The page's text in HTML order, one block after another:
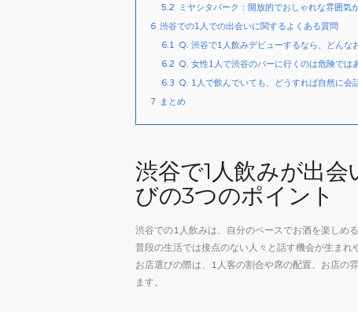
5.2
ミヤシタパーク：開放的でおしゃれな雰囲気
6 渋谷での1人での出会いに関するよくある質問
6.1
Q. 渋谷で1人飲みデビューするなら、どんな
6.2 Q. 女性1人で渋谷のバーに行くのは危険では
6.3 Q. 1人で飲んでいても、どうすれば自然に会
7 まとめ
渋谷で1人飲みが出
びの3つのポイント
渋谷での1人飲みは、自分のペースでお酒を楽しめ
普段の生活では接点のない人々と話す機会が生まれ
お店選びの際は、1人客の割合や席の配置、お店の
ます。